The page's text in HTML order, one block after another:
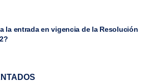
la entrada en vigencia de la Resolución